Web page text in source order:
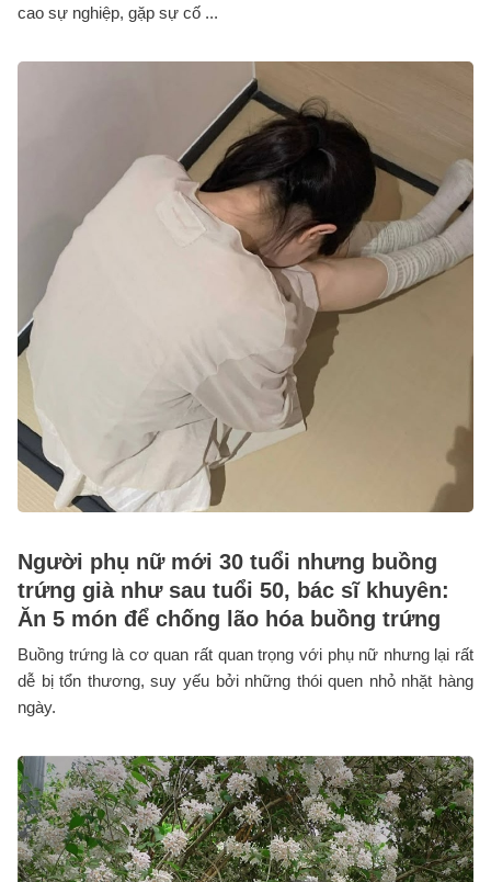
cao sự nghiệp, gặp sự cố ...
Người phụ nữ mới 30 tuổi nhưng buồng
trứng già như sau tuổi 50, bác sĩ khuyên:
Ăn 5 món để chống lão hóa buồng trứng
Buồng trứng là cơ quan rất quan trọng với phụ nữ nhưng lại rất
dễ bị tổn thương, suy yếu bởi những thói quen nhỏ nhặt hàng
ngày.